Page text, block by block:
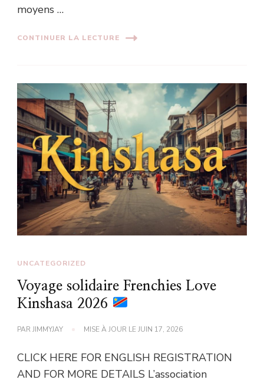
moyens …
CONTINUER LA LECTURE
UNCATEGORIZED
Voyage solidaire Frenchies Love
Kinshasa 2026
PARJIMMYJAY MISE À JOUR LEJUIN 17, 2026
CLICK HERE FOR ENGLISH REGISTRATION
AND FOR MORE DETAILS L’association